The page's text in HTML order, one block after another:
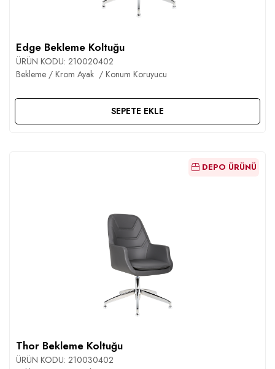
Edge Bekleme Koltuğu
ÜRÜN KODU: 210020402
Bekleme / Krom Ayak / Konum Koruyucu
SEPETE EKLE
DEPO ÜRÜNÜ
Thor Bekleme Koltuğu
ÜRÜN KODU: 210030402